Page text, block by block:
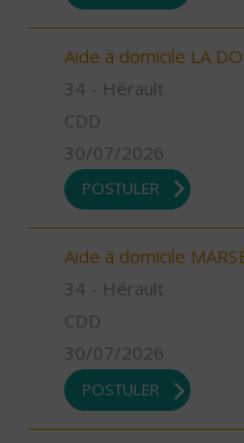
Aide à domicile LA
34 - Hérault
CDD
30/07/2026
POSTULER
Aide à domicile
34 - Hérault
CDD
30/07/2026
POSTULER